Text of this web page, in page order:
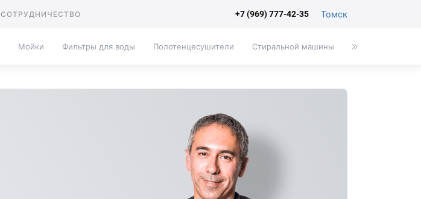
СОТРУДНИЧЕСТВО +7 (969) 777-42-35 Томск
Мойки Фильтры для воды Полотенцесушители Стиральной машины Писсуары